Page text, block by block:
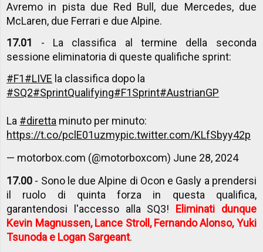
Avremo in pista due Red Bull, due Mercedes, due
McLaren, due Ferrari e due Alpine.
17.01 - La classifica al termine della seconda
sessione eliminatoria di queste qualifiche sprint:
#F1#LIVE la classifica dopo la
#SQ2#SprintQualifying#F1Sprint#AustrianGP
La #diretta minuto per minuto:
https://t.co/pclE01uzmypic.twitter.com/KLfSbyy42p
— motorbox.com (@motorboxcom) June 28, 2024
17.00 - Sono le due Alpine di Ocon e Gasly a prendersi
il ruolo di quinta forza in questa qualifica,
garantendosi l'accesso alla SQ3! Eliminati dunque
Kevin Magnussen, Lance Stroll, Fernando Alonso, Yuki
Tsunoda e Logan Sargeant.